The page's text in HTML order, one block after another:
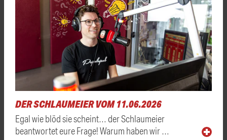
DER SCHLAUMEIER VOM 11.06.2026
Egal wie blöd sie scheint… der Schlaumeier
beantwortet eure Frage! Warum haben wir …